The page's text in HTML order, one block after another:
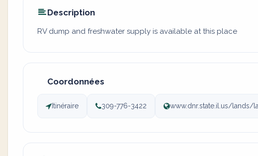
Description
RV dump and freshwater supply is available at this place
Coordonnées
Itinéraire 309-776-3422 www.dnr.state.il.us/lands/